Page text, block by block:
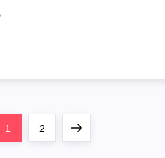
Page
1 Page
2 Next